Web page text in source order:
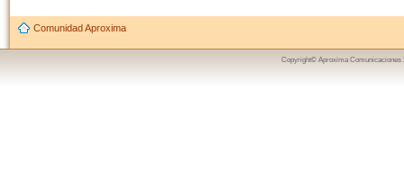
Comunidad Aproxima
Copyright© Aproxima Comunicaciones